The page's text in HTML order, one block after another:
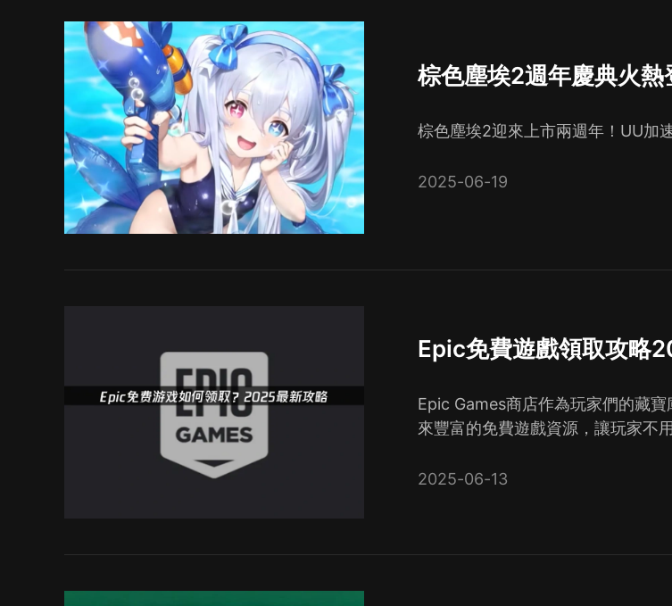
棕色塵埃2週年慶典火熱
棕色塵埃2迎來上市兩週年！UU加
2025-06-19
Epic免費遊戲領取攻略
Epic Games商店作為玩家們的藏
來豐富的免費遊戲資源，讓玩家不
2025-06-13